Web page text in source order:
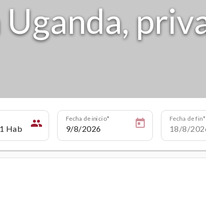
people Fecha de inicio Fecha de fin